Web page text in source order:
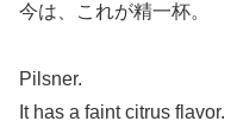
今は、これが精一杯。
Pilsner.
It has a faint citrus flavor.